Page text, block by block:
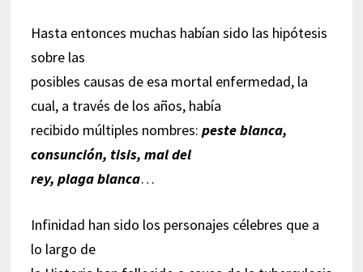
Hasta entonces muchas habían sido las hipótesis
sobre las
posibles causas de esa mortal enfermedad, la
cual, a través de los años, había
recibido múltiples nombres: peste blanca,
consunción, tisis, mal del
rey, plaga blanca…
Infinidad han sido los personajes célebres que a
lo largo de